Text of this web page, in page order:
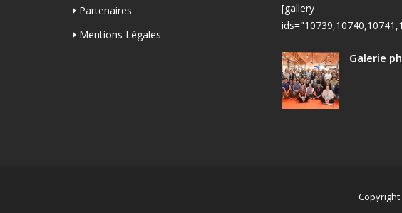
Partenaires
Mentions Légales
[gallery
Galerie